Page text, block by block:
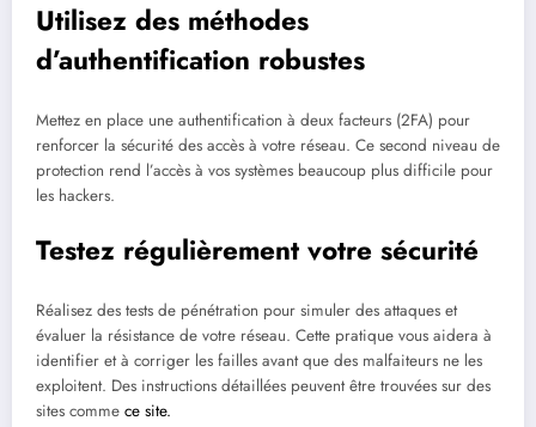
Utilisez des méthodes
d’authentification robustes
Mettez en place une authentification à deux facteurs (2FA) pour
renforcer la sécurité des accès à votre réseau. Ce second niveau de
protection rend l’accès à vos systèmes beaucoup plus difficile pour
les hackers.
Testez régulièrement votre sécurité
Réalisez des tests de pénétration pour simuler des attaques et
évaluer la résistance de votre réseau. Cette pratique vous aidera à
identifier et à corriger les failles avant que des malfaiteurs ne les
exploitent. Des instructions détaillées peuvent être trouvées sur des
sites comme ce site.